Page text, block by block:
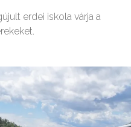
erdei iskola várja a